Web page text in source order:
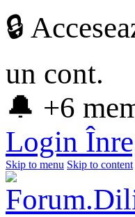
🔒
un cont.
🔔 +6
Login
Skip to menu Skip to content